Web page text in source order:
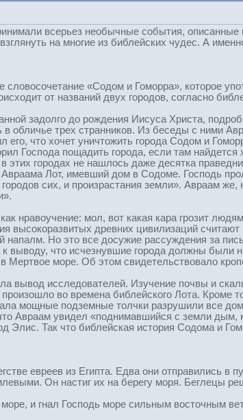
всерьез необычные события,
на многие из библейских чудес. А
словосочетание «Содом и Гоморра», которое
от названий двух городов, согласно
задолго до рождения Иисуса Христа,
обличье трех странников. Из беседы с ними
его, что хочет уничтожить города Содом и
Господа пощадить города, если там
городах не нашлось даже десятка
Лот, имевший дом в Содоме. Господь
сих, и произрастания земли». Авраам
нравоучение: мол, вот какая кара грозит
высокоразвитых древних цивилизаций
Но это все досужие рассуждения за
выводу, что исчезнувшие города должны были
Мертвое море. Об этом свидетельствовало
вывод исследователей. Изучение почвы и
во времена библейского Лота.
мощные подземные толчки разрушили все
Авраам увидел «поднимавшийся с земли дым,
Элис. Так что библейская история Содома и
евреев из Египта. Едва они отправились в
Он настиг их на берегу моря. Беглецы
и гнал Господь море сильным восточным